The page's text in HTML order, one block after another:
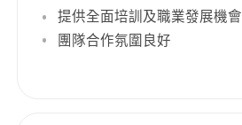
理能力
提供全面培訓及職業發展機會
團隊合作氛圍良好